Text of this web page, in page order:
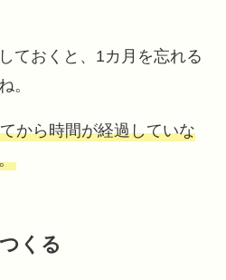
ておくと、1カ月を忘れる
。
から時間が経過していな
くる